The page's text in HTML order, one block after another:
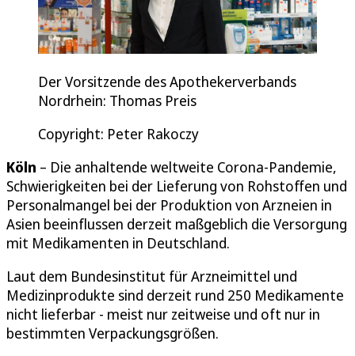
Der Vorsitzende des Apothekerverbands
Nordrhein: Thomas Preis
Copyright: Peter Rakoczy
Köln – Die anhaltende weltweite Corona-Pandemie,
Schwierigkeiten bei der Lieferung von Rohstoffen und
Personalmangel bei der Produktion von Arzneien in
Asien beeinflussen derzeit maßgeblich die Versorgung
mit Medikamenten in Deutschland.
Laut dem Bundesinstitut für Arzneimittel und
Medizinprodukte sind derzeit rund 250 Medikamente
nicht lieferbar - meist nur zeitweise und oft nur in
bestimmten Verpackungsgrößen.